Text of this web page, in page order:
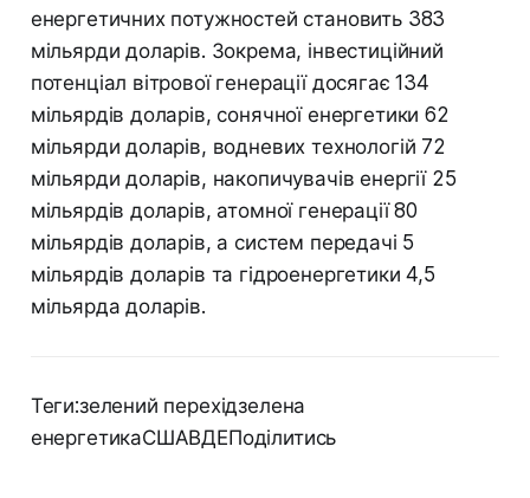
енергетичних потужностей становить 383
мільярди доларів. Зокрема, інвестиційний
потенціал вітрової генерації досягає 134
мільярдів доларів, сонячної енергетики 62
мільярди доларів, водневих технологій 72
мільярди доларів, накопичувачів енергії 25
мільярдів доларів, атомної генерації 80
мільярдів доларів, а систем передачі 5
мільярдів доларів та гідроенергетики 4,5
мільярда доларів.
Теги:зелений перехідзелена
енергетикаСШАВДЕПоділитись